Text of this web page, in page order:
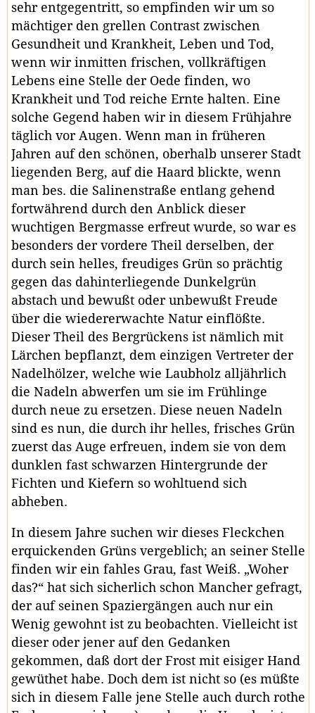
sehr entgegentritt, so empfinden wir um so
mächtiger den grellen Contrast zwischen
Gesundheit und Krankheit, Leben und Tod,
wenn wir inmitten frischen, vollkräftigen
Lebens eine Stelle der Oede finden, wo
Krankheit und Tod reiche Ernte halten. Eine
solche Gegend haben wir in diesem Frühjahre
täglich vor Augen. Wenn man in früheren
Jahren auf den schönen, oberhalb unserer Stadt
liegenden Berg, auf die Haard blickte, wenn
man bes. die Salinenstraße entlang gehend
fortwährend durch den Anblick dieser
wuchtigen Bergmasse erfreut wurde, so war es
besonders der vordere Theil derselben, der
durch sein helles, freudiges Grün so prächtig
gegen das dahinterliegende Dunkelgrün
abstach und bewußt oder unbewußt Freude
über die wiedererwachte Natur einflößte.
Dieser Theil des Bergrückens ist nämlich mit
Lärchen bepflanzt, dem einzigen Vertreter der
Nadelhölzer, welche wie Laubholz alljährlich
die Nadeln abwerfen um sie im Frühlinge
durch neue zu ersetzen. Diese neuen Nadeln
sind es nun, die durch ihr helles, frisches Grün
zuerst das Auge erfreuen, indem sie von dem
dunklen fast schwarzen Hintergrunde der
Fichten und Kiefern so wohltuend sich
abheben.
In diesem Jahre suchen wir dieses Fleckchen
erquickenden Grüns vergeblich; an seiner Stelle
finden wir ein fahles Grau, fast Weiß. „Woher
das?“ hat sich sicherlich schon Mancher gefragt,
der auf seinen Spaziergängen auch nur ein
Wenig gewohnt ist zu beobachten. Vielleicht ist
dieser oder jener auf den Gedanken
gekommen, daß dort der Frost mit eisiger Hand
gewüthet habe. Doch dem ist nicht so (es müßte
sich in diesem Falle jene Stelle auch durch rothe